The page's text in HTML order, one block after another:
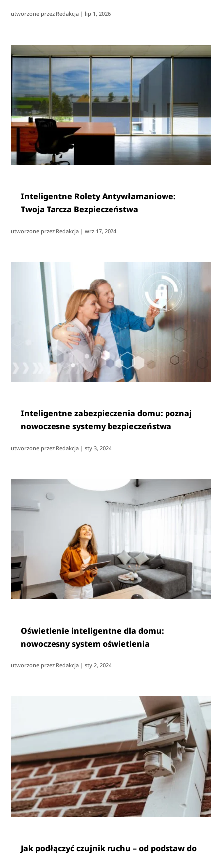
utworzone przez Redakcja | lip 1, 2026
Inteligentne Rolety Antywłamaniowe:
Twoja Tarcza Bezpieczeństwa
utworzone przez Redakcja |wrz 17, 2024
Inteligentne zabezpieczenia domu: poznaj
nowoczesne systemy bezpieczeństwa
utworzone przez Redakcja |sty 3, 2024
Oświetlenie inteligentne dla domu:
nowoczesny system oświetlenia
utworzone przez Redakcja |sty 2, 2024
Jak podłączyć czujnik ruchu – od podstaw do